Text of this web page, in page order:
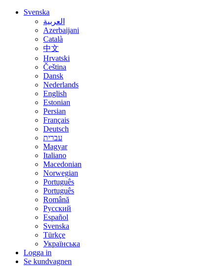
Svenska
العربية
Azerbaijani
Català
中文
Hrvatski
Čeština
Dansk
Nederlands
English
Estonian
Persian
Français
Deutsch
עברית
Magyar
Italiano
Macedonian
Norwegian
Português
Português
Română
Русский
Español
Svenska
Türkçe
Українська
Logga in
Se kundvagnen